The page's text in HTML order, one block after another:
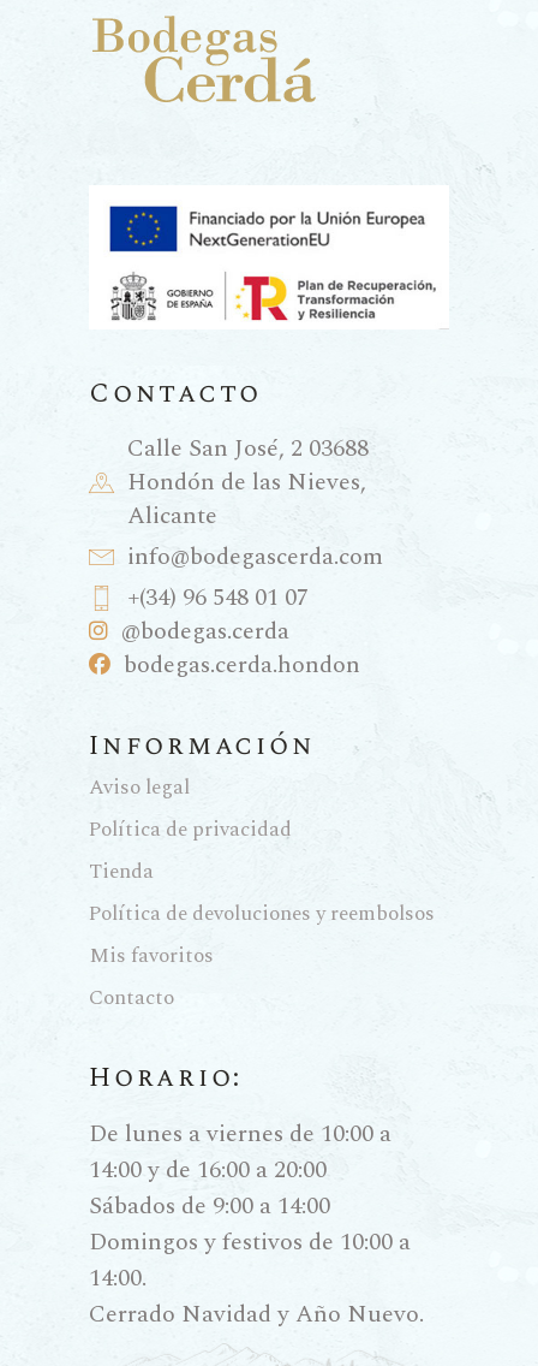
Contacto
Calle San José, 2 03688
Hondón de las Nieves,
Alicante
info@bodegascerda.com
+(34) 96 548 01 07
@bodegas.cerda
bodegas.cerda.hondon
Información
Aviso legal
Política de privacidad
Tienda
Política de devoluciones y reembolsos
Mis favoritos
Contacto
Horario:
De lunes a viernes de 10:00 a
14:00 y de 16:00 a 20:00
Sábados de 9:00 a 14:00
Domingos y festivos de 10:00 a
14:00.
Cerrado Navidad y Año Nuevo.